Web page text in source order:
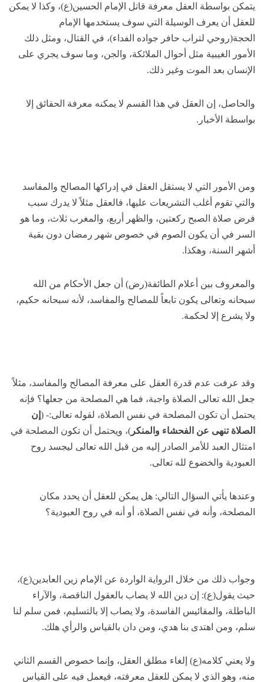
يتمكن بواسطة العقل معرفة قاتل الإمام الحسين(ع)، وكذا لا يمكن
للعقل أن يعرف الوسيلة التي سوف يستخدمها الإمام
الحجة(روحي لتراب حافر جواده الفداء)، في القتال، ومثل ذلك
الأمور الغيبية مثل أحوال الملائكة، والجن، وما سوف يجري على
الإنسان بعد الموت وغير ذلك.
والحاصل، إن العقل في هذا القسم لا يمكنه معرفة الحقائق إلا
بواسطة الأخبار.
ومن الأمور التي لا يستقل العقل في إدراكها المصالح والمفاسد
والتي تقوم أغلب التشريعات عليها، فالعقل مثلاً لا يدرك سبب
فرض صلاة الصبح ركعتين، والظهر أربع، والمغرب ثلاث، وما هو
السر في أن يكون الصوم في خصوص شهر رمضان دون بقية
أشهر السنة، وهكذا.
والمعروف بين أعلام الطائفة(رض) أن جعل الأحكام من الله
سبحانه وتعالى يكون تابعاً للمصالح والمفاسد، لأنه سبحانه حكيم،
ولا يشرع إلا لحكمة.
وقد عرفت عدم قدرة العقل على معرفة المصالح والمفاسد، مثلاً
جعل الله تعالى الصلاة واجبة، فما هي المصلحة من جعلها؟ فإنه
يحتمل أن تكون المصلحة في نفس الصلاة، لقوله تعالى:- ( إن
الصلاة تنهى عن الفحشاء والمنكر )، ويحتمل أن تكون المصلحة في
امتثال العبد للأمر الصادر إليه من قبل الله تعالى ليجسد روح
العبودية والخضوع لله تعالى.
وعندها يأتي السؤال التالي: هل يمكن للعقل أن يحدد مكان
المصلحة، وأنه في نفس الصلاة، أو أنه في روح العبودية؟
وجواب ذلك من خلال الرواية الواردة عن الإمام زين العابدين(ع)،
حيث يقول(ع): إن دين الله لا يصاب بالعقول الناقصة، والآراء
الباطلة، والمقائيس الفاسدة، ولا يصاب إلا بالتسليم، فمن سلم لنا
سلم، ومن اهتدى بنا هدي، ومن دان بالقياس والرأي هلك.
ولا يعني كلامه(ع) إلغاء مطلق العقل، وإنما خصوص القسم الثاني
منه، وهو الذي لا يمكن للعقل معرفته، فيعمل فيه على القياس